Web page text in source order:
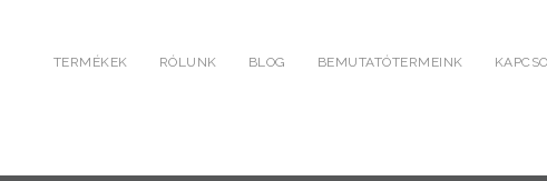
TERMÉKEK RÓLUNK BLOG BEMUTATÓTERMEINK